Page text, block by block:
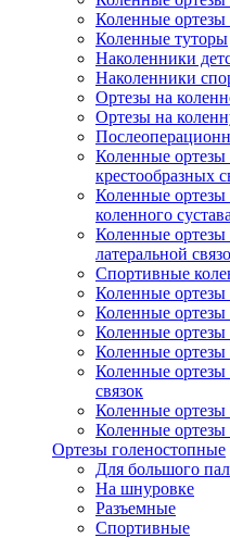
Коленные ортезы
Коленные туторы
Наколенники
Наколенники
Ортезы на
Ортезы на
Коленные ортезы
крестообразных
Коленные
коленного сустава
Коленные
латеральной
Спортивные
Коленные
Коленные ортезы
Коленные ортезы
Коленные ортезы
Коленные ортезы
связок
Коленные ортезы
Коленные ортезы
Ортезы голеностопные
Для большого
На шнуровке
Разъемные
Спортивные